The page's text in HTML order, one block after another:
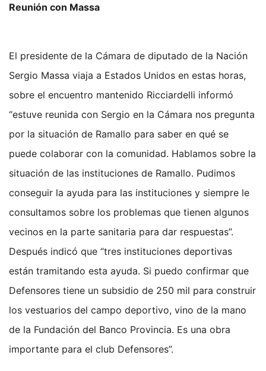
Reunión con Massa
El presidente de la Cámara de diputado de la Nación
Sergio Massa viaja a Estados Unidos en estas horas,
sobre el encuentro mantenido Ricciardelli informó
“estuve reunida con Sergio en la Cámara nos pregunta
por la situación de Ramallo para saber en qué se
puede colaborar con la comunidad. Hablamos sobre la
situación de las instituciones de Ramallo. Pudimos
conseguir la ayuda para las instituciones y siempre le
consultamos sobre los problemas que tienen algunos
vecinos en la parte sanitaria para dar respuestas”.
Después indicó que “tres instituciones deportivas
están tramitando esta ayuda. Si puedo confirmar que
Defensores tiene un subsidio de 250 mil para construir
los vestuarios del campo deportivo, vino de la mano
de la Fundación del Banco Provincia. Es una obra
importante para el club Defensores”.